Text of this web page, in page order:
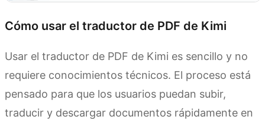
Cómo usar el traductor de PDF de Kimi
Usar el traductor de PDF de Kimi es sencillo y no
requiere conocimientos técnicos. El proceso está
pensado para que los usuarios puedan subir,
traducir y descargar documentos rápidamente en